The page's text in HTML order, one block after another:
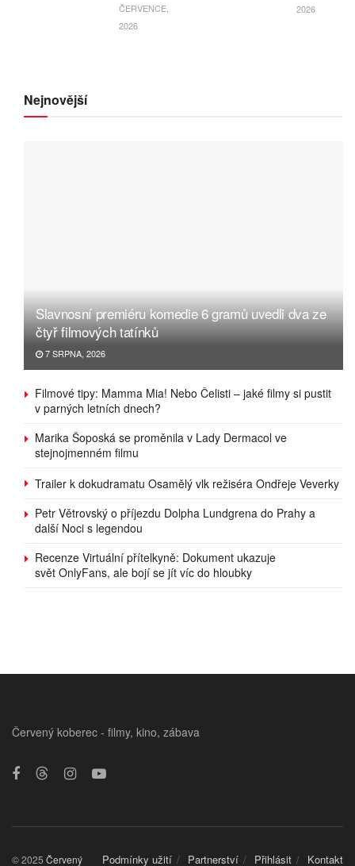
ČERVENCE,
2026
2026
Nejnovější
Slavnosní premiéru komedie 6 gramů uvedli dva ze
čtyř filmových tatínků
7 SRPNA, 2026
Filmové tipy: Mamma Mia! Nebo Čelisti – jaké filmy si pustit
v parných letních dnech?
Marika Šoposká se proměnila v Lady Dermacol ve
stejnojmenném filmu
Trailer k dokudramatu Osamělý vlk režiséra Ondřeje Veverky
Petr Větrovský o příjezdu Dolpha Lundgrena do Prahy a
další Noci s legendou
Recenze Virtuální přítelkyně: Dokument ukazuje
svět OnlyFans, ale bojí se jít víc do hloubky
Červený koberec - filmy, kino, zábava
Podmínky užití Partnerství Přihlásit Kontakt
© 2025 Červený